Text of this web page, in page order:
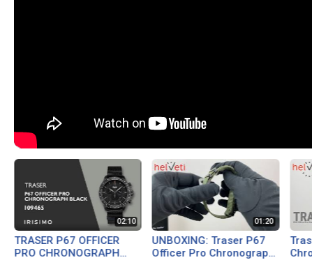
TRASER P67 OFFICER
PRO CHRONOGRAPH
UNBOXING: Traser P67
Officer Pro Chronograph